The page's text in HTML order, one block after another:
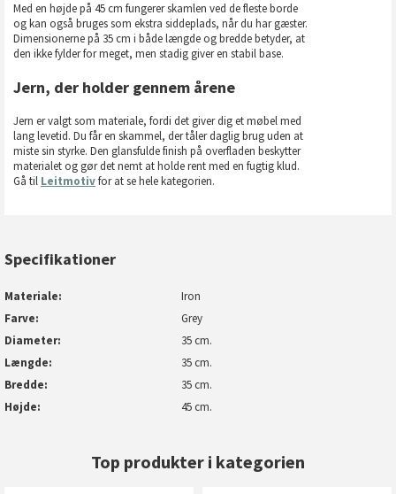
Med en højde på 45 cm fungerer skamlen ved de fleste borde
og kan også bruges som ekstra siddeplads, når du har gæster.
Dimensionerne på 35 cm i både længde og bredde betyder, at
den ikke fylder for meget, men stadig giver en stabil base.
Jern, der holder gennem årene
Jern er valgt som materiale, fordi det giver dig et møbel med
lang levetid. Du får en skammel, der tåler daglig brug uden at
miste sin styrke. Den glansfulde finish på overfladen beskytter
materialet og gør det nemt at holde rent med en fugtig klud.
Gå til Leitmotivfor at se hele kategorien.
Specifikationer
Materiale
Iron
Farve
Grey
Diameter
35 cm.
Længde
35 cm.
Bredde
35 cm.
Højde
45 cm.
Top produkter i kategorien